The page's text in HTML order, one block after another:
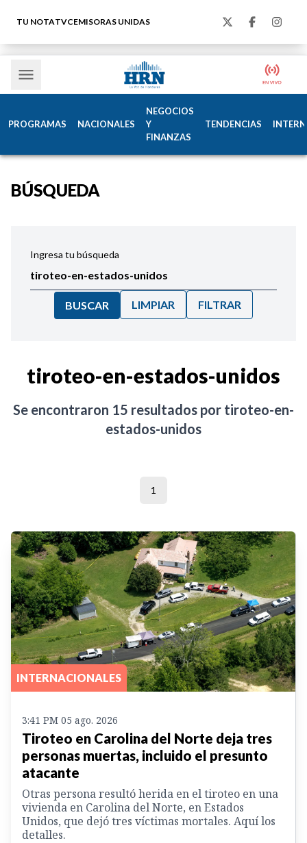
TU NOTATVCEMISORAS UNIDAS
PROGRAMAS NACIONALES
NEGOCIOS
Y
FINANZAS
TENDENCIAS
BÚSQUEDA
Ingresa tu búsqueda
BUSCAR LIMPIAR FILTRAR
tiroteo-en-estados-unidos
Se encontraron 15 resultados por tiroteo-en-
estados-unidos
1
INTERNACIONALES
3:41 PM 05 ago. 2026
Tiroteo en Carolina del Norte deja tres
personas muertas, incluido el presunto
atacante
Otras persona resultó herida en el tiroteo en una
vivienda en Carolina del Norte, en Estados
Unidos, que dejó tres víctimas mortales. Aquí los
detalles.